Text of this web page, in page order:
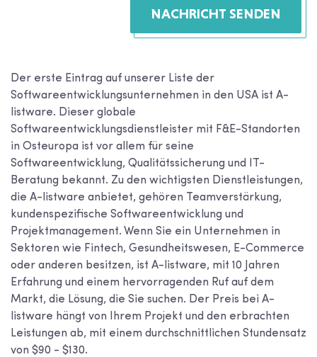
NACHRICHT SENDEN
Der erste Eintrag auf unserer Liste der
Softwareentwicklungsunternehmen in den USA ist A-
listware. Dieser globale
Softwareentwicklungsdienstleister mit F&E-Standorten
in Osteuropa ist vor allem für seine
Softwareentwicklung, Qualitätssicherung und IT-
Beratung bekannt. Zu den wichtigsten Dienstleistungen,
die A-listware anbietet, gehören Teamverstärkung,
kundenspezifische Softwareentwicklung und
Projektmanagement. Wenn Sie ein Unternehmen in
Sektoren wie Fintech, Gesundheitswesen, E-Commerce
oder anderen besitzen, ist A-listware, mit 10 Jahren
Erfahrung und einem hervorragenden Ruf auf dem
Markt, die Lösung, die Sie suchen. Der Preis bei A-
listware hängt von Ihrem Projekt und den erbrachten
Leistungen ab, mit einem durchschnittlichen Stundensatz
von $90 - $130.